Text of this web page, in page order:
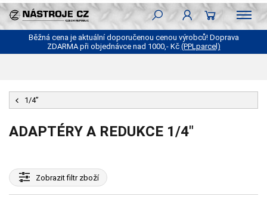
Běžná cena je aktuální doporučenou cenou výrobců! Doprava
ZDARMA při objednávce nad 1000,- Kč (PPLparcel)
1/4”
ADAPTÉRY A REDUKCE 1/4"
Zobrazitfiltr zboží